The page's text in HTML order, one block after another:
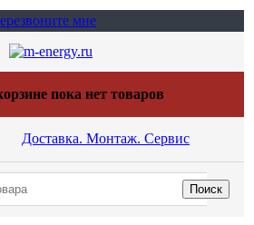
мне
пока нет товаров
Доставка. Монтаж. Сервис